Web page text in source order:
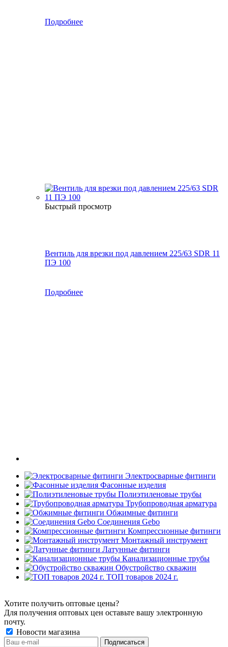
Подробнее
Быстрый просмотр
Вентиль для врезки под давлением 225/63 SDR 11
ПЭ 100
Подробнее
Электросварные фитинги
Фасонные изделия
Полиэтиленовые трубы
Трубопроводная арматура
Обжимные фитинги
Соединения Gebo
Компрессионные фитинги
Монтажный инструмент
Латунные фитинги
Канализационные трубы
Обустройство скважин
ТОП товаров 2024 г.
Хотите получить оптовые цены?
Для получения оптовых цен оставьте вашу электронную
почту.
Новости магазина